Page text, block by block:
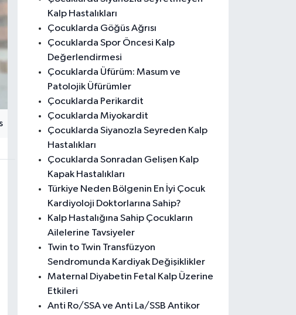
Kalp Hastalıkları
Çocuklarda Göğüs Ağrısı
Çocuklarda Spor Öncesi Kalp
Değerlendirmesi
Çocuklarda Üfürüm: Masum ve
Patolojik Üfürümler
Çocuklarda Perikardit
Çocuklarda Miyokardit
Çocuklarda Siyanozla Seyreden Kalp
Hastalıkları
Çocuklarda Sonradan Gelişen Kalp
Kapak Hastalıkları
Türkiye Neden Bölgenin En İyi Çocuk
Kardiyoloji Doktorlarına Sahip?
Kalp Hastalığına Sahip Çocukların
Ailelerine Tavsiyeler
Twin to Twin Transfüzyon
Sendromunda Kardiyak Değişiklikler
Maternal Diyabetin Fetal Kalp Üzerine
Etkileri
Anti Ro/SSA ve Anti La/SSB Antikor